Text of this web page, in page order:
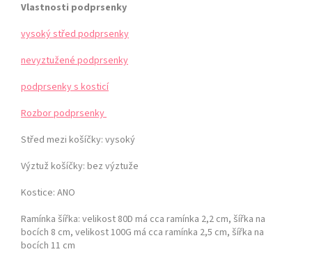
Vlastnosti podprsenky
vysoký střed podprsenky
nevyztužené podprsenky
podprsenky s kosticí
Rozbor podprsenky
Střed mezi košíčky: vysoký
Výztuž košíčky: bez výztuže
Kostice: ANO
Ramínka šířka: velikost 80D má cca ramínka 2,2 cm, šířka na
bocích 8 cm, velikost 100G má cca ramínka 2,5 cm, šířka na
bocích 11 cm